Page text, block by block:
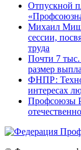
Отпускной
Михаил
сессии,
труда
Почти 7 тыс.
размер
ФНПР:
интересах
Профсоюзы